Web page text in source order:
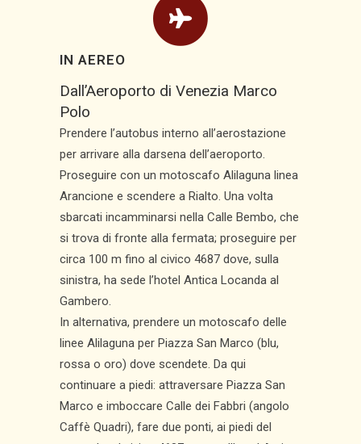
IN AEREO
Dall’Aeroporto di Venezia Marco
Polo
Prendere l’autobus interno all’aerostazione
per arrivare alla darsena dell’aeroporto.
Proseguire con un motoscafo Alilaguna linea
Arancione e scendere a Rialto. Una volta
sbarcati incamminarsi nella Calle Bembo, che
si trova di fronte alla fermata; proseguire per
circa 100 m fino al civico 4687 dove, sulla
sinistra, ha sede l’hotel Antica Locanda al
Gambero.
In alternativa, prendere un motoscafo delle
linee Alilaguna per Piazza San Marco (blu,
rossa o oro) dove scendete. Da qui
continuare a piedi: attraversare Piazza San
Marco e imboccare Calle dei Fabbri (angolo
Caffè Quadri), fare due ponti, ai piedi del